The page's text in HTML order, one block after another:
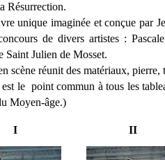
Résurrection.
unique imaginée et conçue par
de divers artistes :
Saint Julien de Mosset.
scène réunit des matériaux,
le point commun à tous les
Moyen-âge.)
I II